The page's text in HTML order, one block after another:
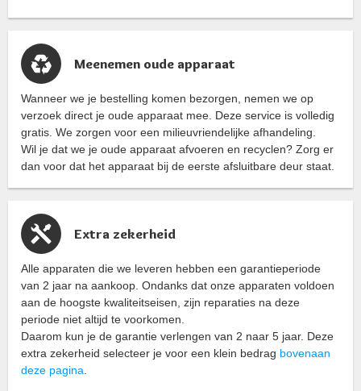
Meenemen oude apparaat
Wanneer we je bestelling komen bezorgen, nemen we op
verzoek direct je oude apparaat mee. Deze service is volledig
gratis. We zorgen voor een milieuvriendelijke afhandeling.
Wil je dat we je oude apparaat afvoeren en recyclen? Zorg er
dan voor dat het apparaat bij de eerste afsluitbare deur staat.
Extra zekerheid
Alle apparaten die we leveren hebben een garantieperiode
van 2 jaar na aankoop. Ondanks dat onze apparaten voldoen
aan de hoogste kwaliteitseisen, zijn reparaties na deze
periode niet altijd te voorkomen.
Daarom kun je de garantie verlengen van 2 naar 5 jaar. Deze
extra zekerheid selecteer je voor een klein bedrag bovenaan
deze pagina